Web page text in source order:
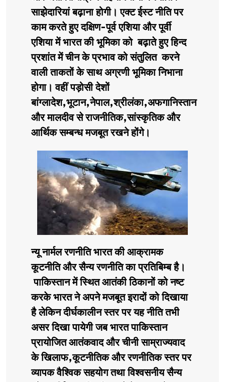
साझेदारियां बढ़ाना होगी। एक्ट ईस्ट नीति पर
काम करते हुए दक्षिण-पूर्व एशिया और पूर्वी
एशिया में भारत की भूमिका को बढ़ाते हुए हिन्द
प्रशांत में चीन के प्रभाव को संतुलित करने
वाली ताकतों के साथ अग्रणी भूमिका निभाना
होगा। वहीं पड़ोसी देशों
बांग्लादेश,भूटान,नेपाल,श्रीलंका,अफगानिस्तान
और मालदीव से राजनीतिक,सांस्कृतिक और
आर्थिक सम्बन्ध मजबूत रखने होंगे।
न्यू नार्मल रणनीति भारत की आक्रामक
कूटनीति और सैन्य रणनीति का प्रतिबिम्ब है।
पाकिस्तान में स्थित आतंकी ठिकानों को नष्ट
करके भारत ने अपने मजबूत इरादों को दिखाया
है लेकिन दीर्घकालीन स्तर पर यह नीति तभी
असर दिखा पायेगी जब भारत पाकिस्तान
प्रायोजित आतंकवाद और चीनी साम्राज्यवाद
के खिलाफ,कूटनीतिक और रणनीतिक स्तर पर
व्यापक वैश्विक सहयोग तथा विश्वसनीय सैन्य